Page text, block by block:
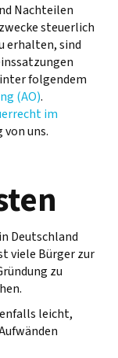
Nachteilen
steuerlich
erhalten, sind
folgendem
(AO).
im
uns.
Deutschland
viele Bürger zur
zu
leicht,